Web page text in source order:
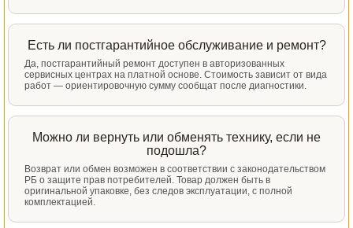
Есть ли постгарантийное обслуживание и ремонт?
Да, постгарантийный ремонт доступен в авторизованных
сервисных центрах на платной основе. Стоимость зависит от вида
работ — ориентировочную сумму сообщат после диагностики.
Можно ли вернуть или обменять технику, если не
подошла?
Возврат или обмен возможен в соответствии с законодательством
РБ о защите прав потребителей. Товар должен быть в
оригинальной упаковке, без следов эксплуатации, с полной
комплектацией.